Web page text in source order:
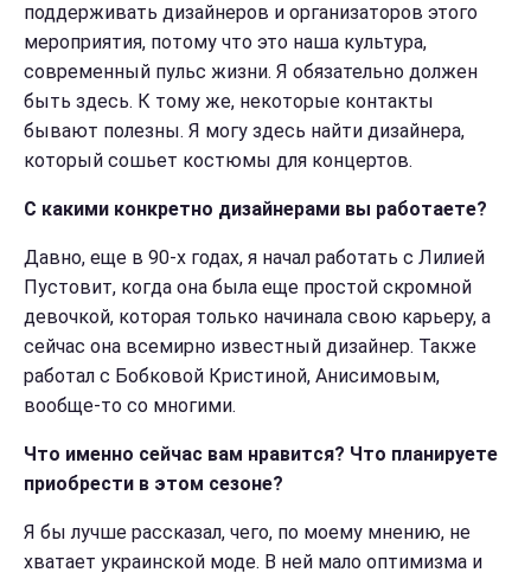
поддерживать дизайнеров и организаторов этого
мероприятия, потому что это наша культура,
современный пульс жизни. Я обязательно должен
быть здесь. К тому же, некоторые контакты
бывают полезны. Я могу здесь найти дизайнера,
который сошьет костюмы для концертов.
С какими конкретно дизайнерами вы работаете?
Давно, еще в 90-х годах, я начал работать с Лилией
Пустовит, когда она была еще простой скромной
девочкой, которая только начинала свою карьеру, а
сейчас она всемирно известный дизайнер. Также
работал с Бобковой Кристиной, Анисимовым,
вообще-то со многими.
Что именно сейчас вам нравится? Что планируете
приобрести в этом сезоне?
Я бы лучше рассказал, чего, по моему мнению, не
хватает украинской моде. В ней мало оптимизма и